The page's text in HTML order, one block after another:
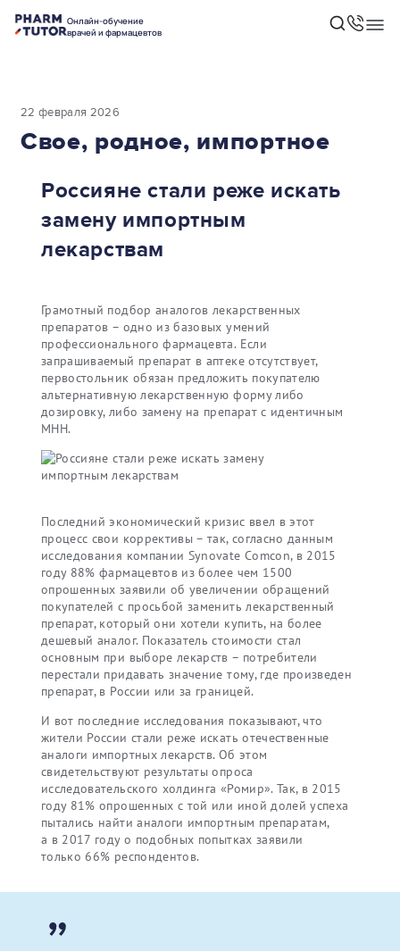
Онлайн-обучение
врачей и фармацевтов
22 февраля 2026
Свое, родное, импортное
Россияне стали реже искать
замену импортным
лекарствам
Грамотный подбор аналогов лекарственных
препаратов – одно из базовых умений
профессионального фармацевта. Если
запрашиваемый препарат в аптеке отсутствует,
первостольник обязан предложить покупателю
альтернативную лекарственную форму либо
дозировку, либо замену на препарат с идентичным
МНН.
Последний экономический кризис ввел в этот
процесс свои коррективы – так, согласно данным
исследования компании Synovate Comcon, в 2015
году 88% фармацевтов из более чем 1500
опрошенных заявили об увеличении обращений
покупателей с просьбой заменить лекарственный
препарат, который они хотели купить, на более
дешевый аналог. Показатель стоимости стал
основным при выборе лекарств – потребители
перестали придавать значение тому, где произведен
препарат, в России или за границей.
И вот последние исследования показывают, что
жители России стали реже искать отечественные
аналоги импортных лекарств. Об этом
свидетельствуют результаты опроса
исследовательского холдинга «Ромир». Так, в 2015
году 81% опрошенных с той или иной долей успеха
пытались найти аналоги импортным препаратам,
а в 2017 году о подобных попытках заявили
только 66% респондентов.